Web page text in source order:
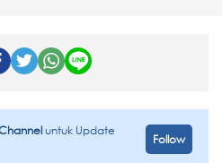
untuk Update
Follow